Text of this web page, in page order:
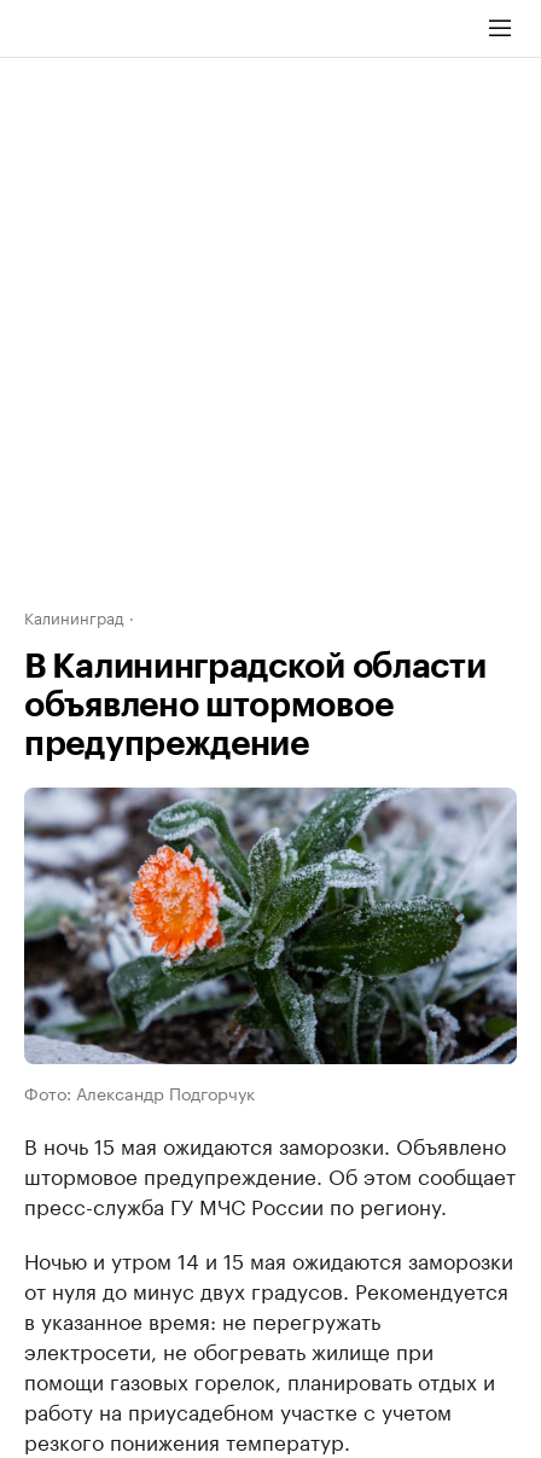
Калининград
В Калининградской области
объявлено штормовое
предупреждение
Фото: Александр Подгорчук
В ночь 15 мая ожидаются заморозки. Объявлено
штормовое предупреждение. Об этом сообщает
пресс-служба ГУ МЧС России по региону.
Ночью и утром 14 и 15 мая ожидаются заморозки
от нуля до минус двух градусов. Рекомендуется
в указанное время: не перегружать
электросети, не обогревать жилище при
помощи газовых горелок, планировать отдых и
работу на приусадебном участке с учетом
резкого понижения температур.